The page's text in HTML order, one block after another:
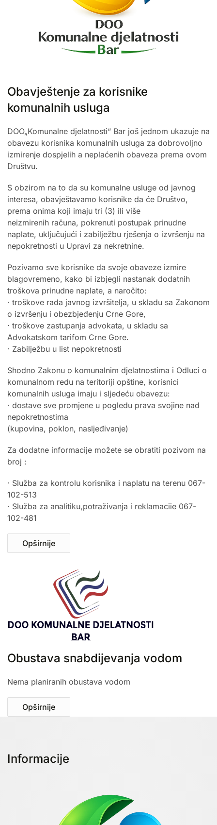
Obavještenje za korisnike
komunalnih usluga
DOO„Komunalne djelatnosti“ Bar još jednom ukazuje na
obavezu korisnika komunalnih usluga za dobrovoljno
izmirenje dospjelih a neplaćenih obaveza prema ovom
Društvu.
S obzirom na to da su komunalne usluge od javnog
interesa, obavještavamo korisnike da će Društvo,
prema onima koji imaju tri (3) ili više
neizmirenih računa, pokrenuti postupak prinudne
naplate, uključujući i zabilježbu rješenja o izvršenju na
nepokretnosti u Upravi za nekretnine.
Pozivamo sve korisnike da svoje obaveze izmire
blagovremeno, kako bi izbjegli nastanak dodatnih
troškova prinudne naplate, a naročito:
· troškove rada javnog izvršitelja, u skladu sa Zakonom
o izvršenju i obezbjeđenju Crne Gore,
· troškove zastupanja advokata, u skladu sa
Advokatskom tarifom Crne Gore.
· Zabilježbu u list nepokretnosti
Shodno Zakonu o komunalnim djelatnostima i Odluci o
komunalnom redu na teritoriji opštine, korisnici
komunalnih usluga imaju i sljedeću obavezu:
· dostave sve promjene u pogledu prava svojine nad
nepokretnostima
(kupovina, poklon, nasljeđivanje)
Za dodatne informacije možete se obratiti pozivom na
broj :
· Služba za kontrolu korisnika i naplatu na terenu 067-
102-513
· Služba za analitiku,potraživanja i reklamaciie 067-
102-481
Opširnije
Obustava snabdijevanja vodom
Nema planiranih obustava vodom
Opširnije
Informacije